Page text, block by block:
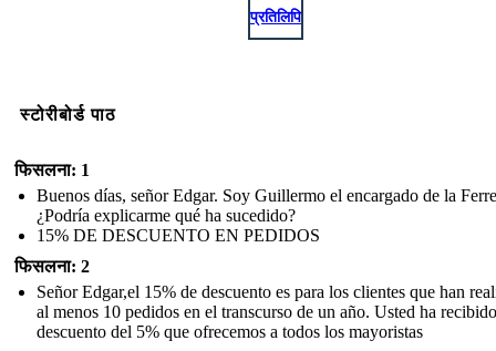
प्रतिलिपि
स्टोरीबोर्ड पाठ
फिसलना: 1
Buenos días, señor Edgar. Soy Guillermo el encargado de la
¿Podría explicarme qué ha sucedido?
15% DE DESCUENTO EN PEDIDOS
फिसलना: 2
Señor Edgar,el 15% de descuento es para los clientes que han
al menos 10 pedidos en el transcurso de un año. Usted ha
descuento del 5% que ofrecemos a todos los mayoristas